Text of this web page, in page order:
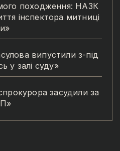
походження: НАЗК
інспектора митниці
випустили з-під
у залі суду»
засудили за